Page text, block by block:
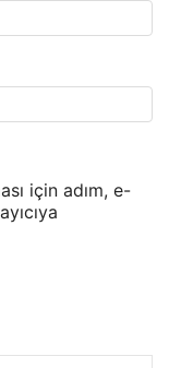
için adım, e-